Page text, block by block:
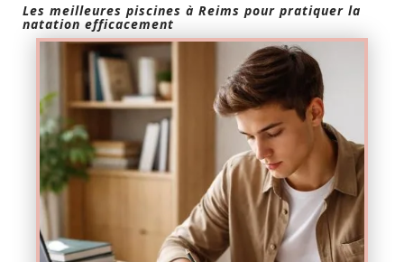
Les meilleures piscines à Reims pour pratiquer la
natation efficacement